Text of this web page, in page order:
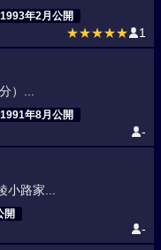
1993年2月公開
★★★★★ 1
）...
1991年8月公開
-
小路家...
開
-